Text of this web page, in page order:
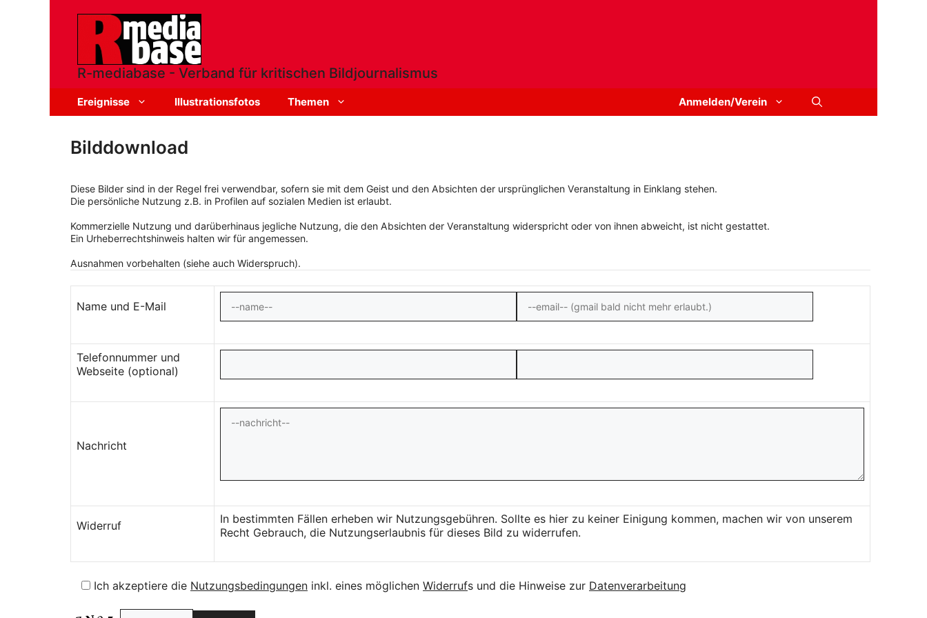
R-mediabase - Verband für kritischen Bildjournalismus
Ereignisse Illustrationsfotos Themen Anmelden/Verein
Bilddownload
Diese Bilder sind in der Regel frei verwendbar, sofern sie mit dem Geist und den Absichten der ursprünglichen Veranstaltung in Einklang stehen.
Die persönliche Nutzung z.B. in Profilen auf sozialen Medien ist erlaubt.
Kommerzielle Nutzung und darüberhinaus jegliche Nutzung, die den Absichten der Veranstaltung widerspricht oder von ihnen abweicht, ist nicht gestattet.
Ein Urheberrechtshinweis halten wir für angemessen.
Ausnahmen vorbehalten (siehe auch Widerspruch).
Name und E-Mail
Telefonnummer und
Webseite (optional)
Nachricht
Widerruf
In bestimmten Fällen erheben wir Nutzungsgebühren. Sollte es hier zu keiner Einigung kommen, machen wir von unserem
Recht Gebrauch, die Nutzungserlaubnis für dieses Bild zu widerrufen.
Ich akzeptiere die Nutzungsbedingungen inkl. eines möglichen Widerrufs und die Hinweise zur Datenverarbeitung